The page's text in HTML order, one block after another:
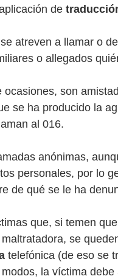
de
atreven a llamar o
o allegados
ocasiones, son
se ha producido la
al 016.
anónimas,
personales, por lo
de qué se le ha
que, si temen
se
telefónica (de eso se
la víctima